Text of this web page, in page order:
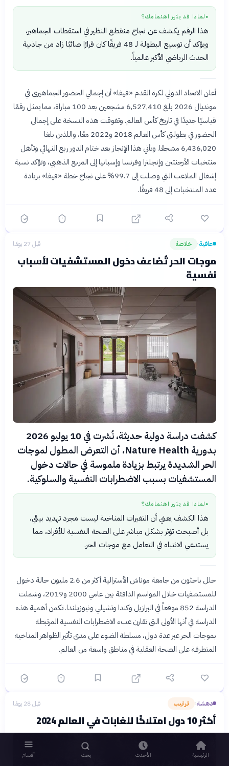
● لماذا قد يثير اهتمامك؟
هذا الرقم يكشف عن نجاح منقطع النظير في استقطاب الجماهير،
ويؤكد أن توسيع البطولة لـ 48 فريقًا كان قرارًا صائبًا زاد من جاذبية
الحدث الرياضي الأكبر عالمياً.
أعلن الاتحاد الدولي لكرة القدم «فيفا» أن إجمالي الحضور الجماهيري في
مونديال 2026 بلغ 6,527,410 مشجعين بعد 100 مباراة، مما يمثل رقمًا
قياسيًا جديدًا في تاريخ كأس العالم. وتفوقت هذه النسخة على إجمالي
الحضور في بطولتي كأس العالم 2018 و2022 معًا، واللذين بلغا
6,436,020 مشجعًا. ويأتي هذا الإنجاز بعد ختام الدور ربع النهائي وتأهل
منتخبات الأرجنتين وإنجلترا وفرنسا وإسبانيا إلى المربع الذهبي، وتؤكد نسبة
إشغال الملاعب التي وصلت إلى 99.7% على نجاح خطة «فيفا» بزيادة
عدد المنتخبات إلى 48 فريقًا.
عافية› خلاصة قبل 27 يومًا
موجات الحر تُضاعف دخول المستشفيات لأسباب
نفسية
كشفت دراسة دولية حديثة، نُشرت في 10 يوليو 2026
بدورية Nature Health، أن التعرض المطول لموجات
الحر الشديدة يرتبط بزيادة ملموسة في حالات دخول
المستشفيات بسبب الاضطرابات النفسية والسلوكية.
● لماذا قد يثير اهتمامك؟
هذا الكشف يعني أن التغيرات المناخية ليست مجرد تهديد بيئي،
بل أصبحت تؤثر بشكل مباشر على الصحة النفسية للأفراد، مما
يستدعي الانتباه في التعامل مع موجات الحر.
حلل باحثون من جامعة موناش الأسترالية أكثر من 2.6 مليون حالة دخول
للمستشفيات خلال المواسم الدافئة بين عامي 2000 و2019، وشملت
الدراسة 852 موقعاً في البرازيل وكندا وتشيلي ونيوزيلندا. تكمن أهمية هذه
الدراسة في أنها الأولى التي تقارن عبء الاضطرابات النفسية المرتبطة
بموجات الحر عبر عدة دول، مسلطة الضوء على مدى تأثير الظواهر المناخية
المتطرفة على الصحة العقلية في مناطق واسعة من العالم.
دهشة› ترتيب قبل 28 يومًا
أكثر 10 دول امتلاكًا للغابات في العالم 2024
الرئيسية الأحدث بحث أقسام